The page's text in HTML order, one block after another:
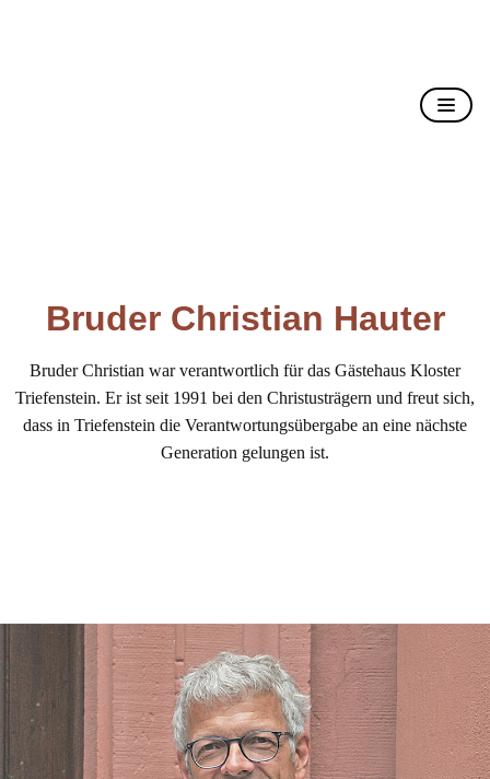
Bruder Christian Hauter
Bruder Christian war verantwortlich für das Gästehaus Kloster
Triefenstein. Er ist seit 1991 bei den Christusträgern und freut sich,
dass in Triefenstein die Verantwortungsübergabe an eine nächste
Generation gelungen ist.